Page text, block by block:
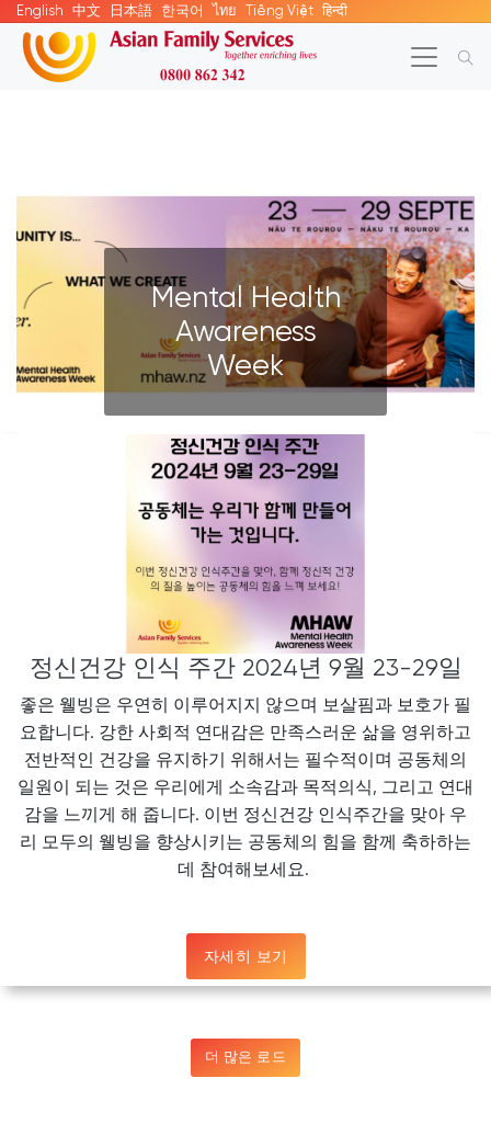
English 中文 日本語 한국어 ไทย Tiếng Việt हिन्दी
Mental Health
Awareness
Week
정신건강 인식 주간 2024년 9월 23-29일
좋은 웰빙은 우연히 이루어지지 않으며 보살핌과 보호가 필
요합니다. 강한 사회적 연대감은 만족스러운 삶을 영위하고
전반적인 건강을 유지하기 위해서는 필수적이며 공동체의
일원이 되는 것은 우리에게 소속감과 목적의식, 그리고 연대
감을 느끼게 해 줍니다. 이번 정신건강 인식주간을 맞아 우
리 모두의 웰빙을 향상시키는 공동체의 힘을 함께 축하하는
데 참여해보세요.
자세히 보기
더 많은 로드